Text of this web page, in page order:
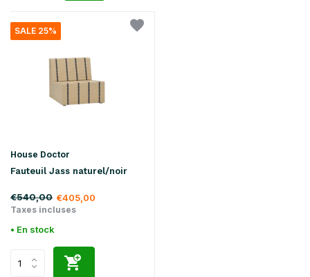
SALE 25%
House Doctor
Fauteuil Jass naturel/noir
€540,00 €405,00
Taxes incluses
• En stock